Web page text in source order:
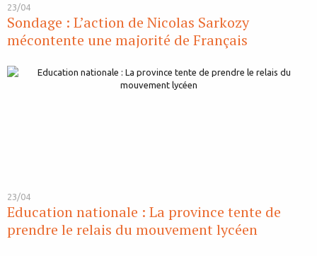
23/04
Sondage : L’action de Nicolas Sarkozy
mécontente une majorité de Français
23/04
Education nationale : La province tente de
prendre le relais du mouvement lycéen